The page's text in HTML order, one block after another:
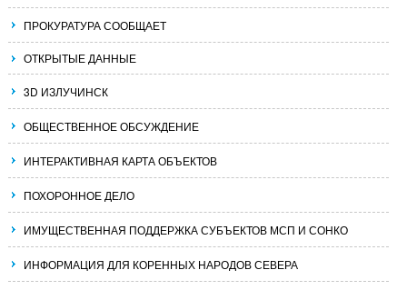
ПРОКУРАТУРА СООБЩАЕТ
ОТКРЫТЫЕ ДАННЫЕ
3D ИЗЛУЧИНСК
ОБЩЕСТВЕННОЕ ОБСУЖДЕНИЕ
ИНТЕРАКТИВНАЯ КАРТА ОБЪЕКТОВ
ПОХОРОННОЕ ДЕЛО
ИМУЩЕСТВЕННАЯ ПОДДЕРЖКА СУБЪЕКТОВ МСП И СОНКО
ИНФОРМАЦИЯ ДЛЯ КОРЕННЫХ НАРОДОВ СЕВЕРА